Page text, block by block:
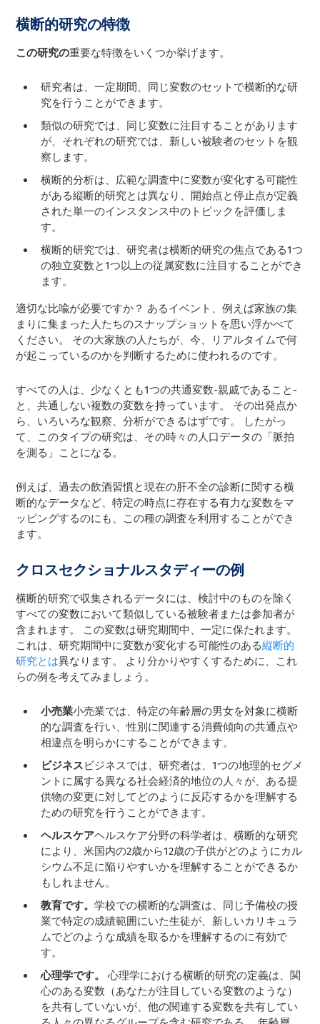
横断的研究の特徴
この研究の重要な特徴をいくつか挙げます。
研究者は、一定期間、同じ変数のセットで横断的な研
究を行うことができます。
類似の研究では、同じ変数に注目することがあります
が、それぞれの研究では、新しい被験者のセットを観
察します。
横断的分析は、広範な調査中に変数が変化する可能性
がある縦断的研究とは異なり、開始点と停止点が定義
された単一のインスタンス中のトピックを評価しま
す。
横断的研究では、研究者は横断的研究の焦点である1つ
の独立変数と1つ以上の従属変数に注目することができ
ます。
適切な比喩が必要ですか？ あるイベント、例えば家族の集
まりに集まった人たちのスナップショットを思い浮かべて
ください。 その大家族の人たちが、今、リアルタイムで何
が起こっているのかを判断するために使われるのです。
すべての人は、少なくとも1つの共通変数-親戚であること-
と、共通しない複数の変数を持っています。 その出発点か
ら、いろいろな観察、分析ができるはずです。 したがっ
て、このタイプの研究は、その時々の人口データの「脈拍
を測る」ことになる。
例えば、過去の飲酒習慣と現在の肝不全の診断に関する横
断的なデータなど、特定の時点に存在する有力な変数をマ
ッピングするのにも、この種の調査を利用することができ
ます。
クロスセクショナルスタディーの例
横断的研究で収集されるデータには、検討中のものを除く
すべての変数において類似している被験者または参加者が
含まれます。 この変数は研究期間中、一定に保たれます。
これは、研究期間中に変数が変化する可能性のある縦断的
研究とは異なります。 より分かりやすくするために、これ
らの例を考えてみましょう。
小売業小売業では、特定の年齢層の男女を対象に横断
的な調査を行い、性別に関連する消費傾向の共通点や
相違点を明らかにすることができます。
ビジネス ビジネスでは、研究者は、1つの地理的セグメ
ントに属する異なる社会経済的地位の人々が、ある提
供物の変更に対してどのように反応するかを理解する
ための研究を行うことができます。
ヘルスケアヘルスケア分野の科学者は、横断的な研究
により、米国内の2歳から12歳の子供がどのようにカル
シウム不足に陥りやすいかを理解することができるか
もしれません。
教育です。学校での横断的な調査は、同じ予備校の授
業で特定の成績範囲にいた生徒が、新しいカリキュラ
ムでどのような成績を取るかを理解するのに有効で
す。
心理学です。心理学における横断的研究の定義は、関
心のある変数（あなたが注目している変数のような）
を共有していないが、他の関連する変数を共有してい